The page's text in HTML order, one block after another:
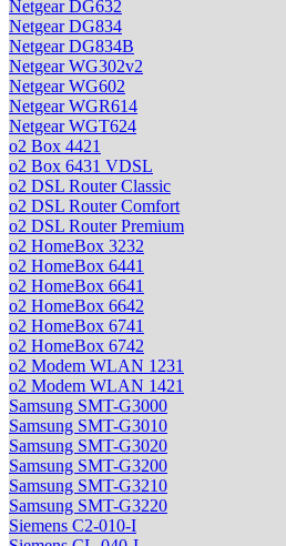
Netgear DG632
Netgear DG834
Netgear DG834B
Netgear WG302v2
Netgear WG602
Netgear WGR614
Netgear WGT624
o2 Box 4421
o2 Box 6431 VDSL
o2 DSL Router Classic
o2 DSL Router Comfort
o2 DSL Router Premium
o2 HomeBox 3232
o2 HomeBox 6441
o2 HomeBox 6641
o2 HomeBox 6642
o2 HomeBox 6741
o2 HomeBox 6742
o2 Modem WLAN 1231
o2 Modem WLAN 1421
Samsung SMT-G3000
Samsung SMT-G3010
Samsung SMT-G3020
Samsung SMT-G3200
Samsung SMT-G3210
Samsung SMT-G3220
Siemens C2-010-I